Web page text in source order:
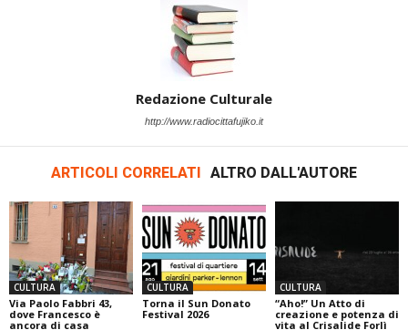
Redazione Culturale
http://www.radiocittafujiko.it
ARTICOLI CORRELATI ALTRO DALL'AUTORE
CULTURA
Via Paolo Fabbri 43,
dove Francesco è
ancora di casa
CULTURA
Torna il Sun Donato
Festival 2026
CULTURA
“Aho!” Un Atto di
creazione e potenza di
vita al Crisalide Forlì